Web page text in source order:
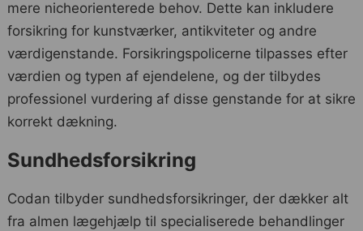
mere nicheorienterede behov. Dette kan inkludere
forsikring for kunstværker, antikviteter og andre
værdigenstande. Forsikringspolicerne tilpasses efter
værdien og typen af ejendelene, og der tilbydes
professionel vurdering af disse genstande for at sikre
korrekt dækning.
Sundhedsforsikring
Codan tilbyder sundhedsforsikringer, der dækker alt
fra almen lægehjælp til specialiserede behandlinger